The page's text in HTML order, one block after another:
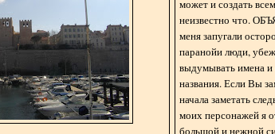
может и создать
неизвестно что.
меня запугали
паранойи люди,
выдумывать имена и
названия. Если Вы
начала заметать
моих персонажей я
большой и нежной